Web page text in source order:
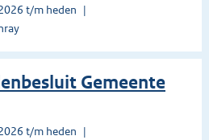
t/m heden
Gemeente
t/m heden